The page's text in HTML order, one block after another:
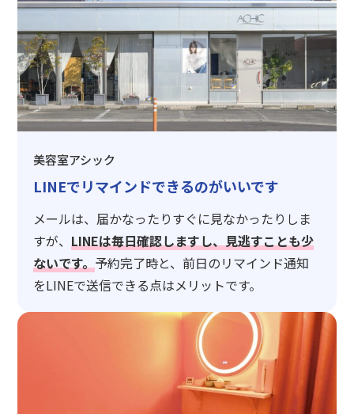
美容室アシック
LINEでリマインドできるのがいいです
メールは、届かなったりすぐに見なかったりしま
すが、 LINEは毎日確認しますし、見逃すことも少
ないです。 予約完了時と、前日のリマインド通知
をLINEで送信できる点はメリットです。